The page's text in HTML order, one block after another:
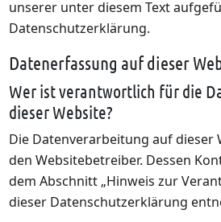
unserer unter diesem Text
Datenschutzerklärung.
Datenerfassung auf dieser
Wer ist verantwortlich für die
dieser Website?
Die Datenverarbeitung auf dieser
den Websitebetreiber. Dessen
dem Abschnitt „Hinweis zur
dieser Datenschutzerklärung